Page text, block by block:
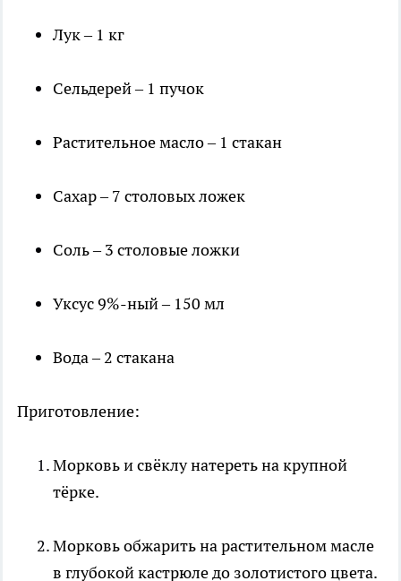
Лук – 1 кг
Сельдерей – 1 пучок
Растительное масло – 1 стакан
Сахар – 7 столовых ложек
Соль – 3 столовые ложки
Уксус 9%-ный – 150 мл
Вода – 2 стакана
Приготовление:
Морковь и свёклу натереть на крупной
тёрке.
Морковь обжарить на растительном масле
в глубокой кастрюле до золотистого цвета.